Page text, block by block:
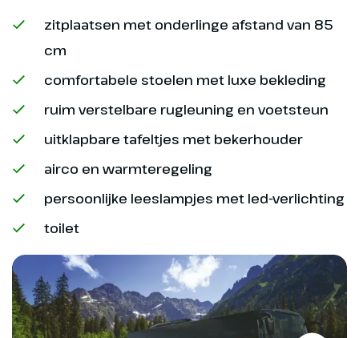
Park ligt de beroemde Muur van
bezoek aan het Roman Army
Museum waar we een film
bekijken over de geschiedenis
van deze muur (€). Daarna lopen
we langs de muur over het
officiële Hadrian’s Path Trail (ca. 5
of 10 km). We lopen van Cawfields
tot aan Housesteads, dit is het
muur.
Hoogtepunt
Muur van Hadrianus
zitplaatsen met onderlinge afstand van 85
cm
comfortabele stoelen met luxe bekleding
ruim verstelbare rugleuning en voetsteun
uitklapbare tafeltjes met bekerhouder
airco en warmteregeling
persoonlijke leeslampjes met led-verlichting
toilet